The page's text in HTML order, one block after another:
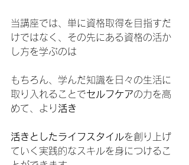
当講座では、単に資格取得を目指すだ
けではなく、その先にある資格の活か
し方を学ぶのは
もちろん、学んだ知識を日々の生活に
取り入れることでセルフケアの力を高
めて、より 活き
活きとしたライフスタイルを創り上げ
ていく実践的なスキルを身につけるこ